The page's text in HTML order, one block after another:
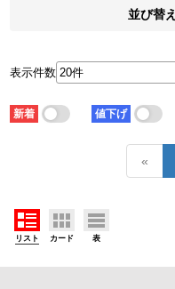
並び替え
新着順
古い順
走行距離
少ない順
多い順
積載量
多い順
表示件数
新着 値下げ
«
リスト カード 表